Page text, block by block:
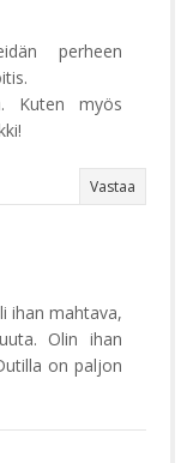
perheen
Kuten myös
Vastaa
ihan mahtava,
Olin ihan
on paljon